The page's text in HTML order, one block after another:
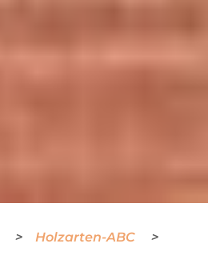
Holzarten-ABC